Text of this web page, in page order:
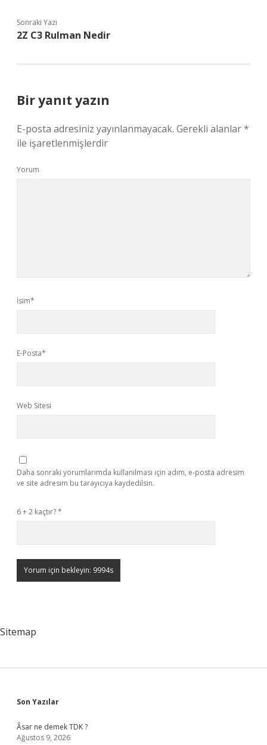
Sonraki Yazı
2Z C3 Rulman Nedir
Bir yanıt yazın
E-posta adresiniz yayınlanmayacak. Gerekli alanlar*
ile işaretlenmişlerdir
Yorum
İsim*
E-Posta*
Web Sitesi
Daha sonraki yorumlarımda kullanılması için adım, e-posta adresim
ve site adresim bu tarayıcıya kaydedilsin.
6 + 2 kaçtır?*
Sitemap
Sidebar
Son Yazılar
Âsar ne demek TDK ?
Ağustos 9, 2026